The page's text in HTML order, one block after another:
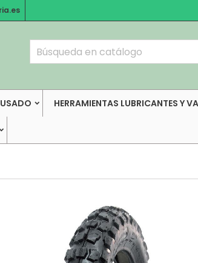
HERRAMIENTAS LUBRICANTES Y